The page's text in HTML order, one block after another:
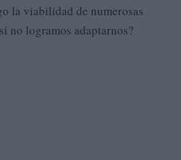
la viabilidad de numerosas
no logramos adaptarnos?